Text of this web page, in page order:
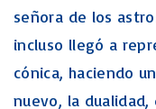
señora de los
incluso llegó a
cónica, haciendo
nuevo, la